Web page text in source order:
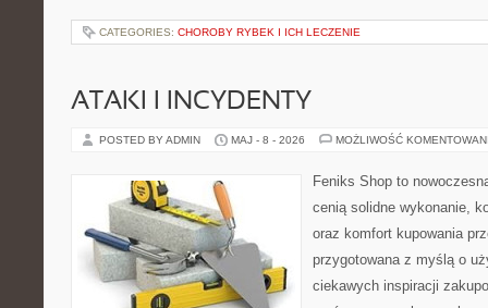
CATEGORIES: CHOROBY RYBEK I ICH LECZENIE
ATAKI I INCYDENTY
POSTED BY ADMIN MAJ - 8 - 2026 MOŻLIWOŚĆ
Feniks Shop to
cenią solidne wykonanie,
oraz komfort kupowania
przygotowana z myślą o
ciekawych inspiracji